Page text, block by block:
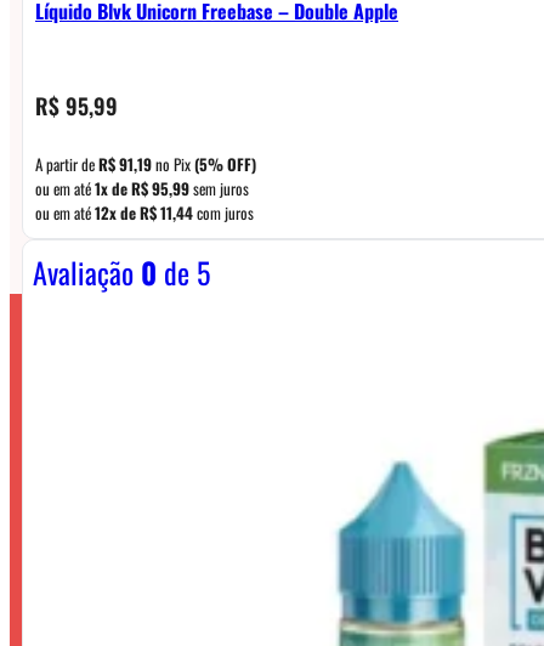
Líquido Blvk Unicorn Freebase – Double Apple
R$95,99
A partir deR$91,19no Pix(5% OFF)
ou em até1x deR$95,99sem juros
ou em até12x deR$11,44com juros
Avaliação0 de 5